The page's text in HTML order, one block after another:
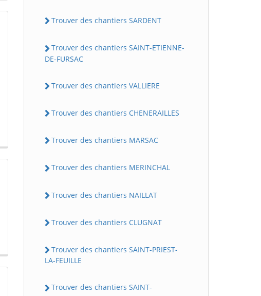
Trouver des chantiers SARDENT
Trouver des chantiers SAINT-ETIENNE-
DE-FURSAC
Trouver des chantiers VALLIERE
Trouver des chantiers CHENERAILLES
Trouver des chantiers MARSAC
Trouver des chantiers MERINCHAL
Trouver des chantiers NAILLAT
Trouver des chantiers CLUGNAT
Trouver des chantiers SAINT-PRIEST-
LA-FEUILLE
Trouver des chantiers SAINT-